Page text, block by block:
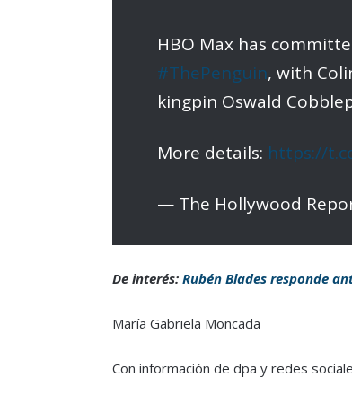
HBO Max has
#ThePenguin, with
kingpin Oswald
More details: https://
— The Hollywood
De interés: Rubén Blades responde
María Gabriela Moncada
Con información de dpa y redes